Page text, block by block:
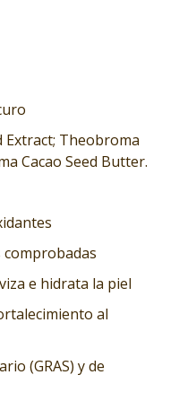
Extract; Theobroma
Cacao Seed Butter.
e hidrata la piel
al
(GRAS) y de